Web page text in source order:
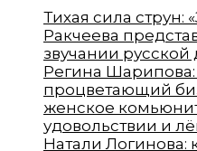
Тихая сила струн:
Ракчеева
звучании
Регина Шарипова:
процветающий
женское
удовольствии и
Натали Логинова: